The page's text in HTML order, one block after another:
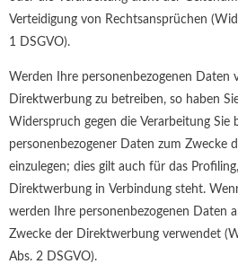
Verteidigung von Rechtsansprüchen
1 DSGVO).
Werden Ihre personenbezogenen Daten
Direktwerbung zu betreiben, so haben
Widerspruch gegen die Verarbeitung Sie
personenbezogener Daten zum Zwecke
einzulegen; dies gilt auch für das
Direktwerbung in Verbindung steht.
werden Ihre personenbezogenen Daten
Zwecke der Direktwerbung verwendet
Abs. 2 DSGVO).